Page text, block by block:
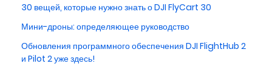
30 вещей, которые нужно знать о DJI FlyCart 30
Мини-дроны: определяющее руководство
Обновления программного обеспечения DJI FlightHub 2
и Pilot 2 уже здесь!